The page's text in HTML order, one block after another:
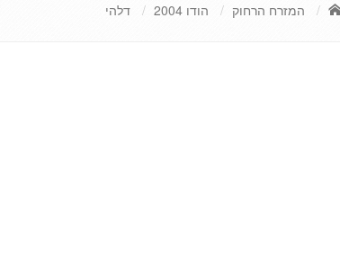
המזרח הרחוק הודו 2004 דלהי